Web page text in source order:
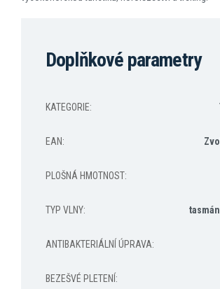
Doplňkové parametry
KATEGORIE:
EAN:
PLOŠNÁ HMOTNOST:
TYP VLNY:
ANTIBAKTERIÁLNÍ ÚPRAVA:
BEZEŠVÉ PLETENÍ :